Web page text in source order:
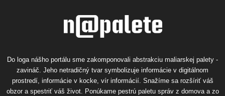
Do loga nášho portálu sme zakomponovali abstrakciu maliarskej palety -
zavináč. Jeho netradičný tvar symbolizuje informácie v digitálnom
prostredí, informácie v kocke, vír informácií. Snažíme sa rozšíriť váš
obzor a spestriť váš život. Ponúkame pestrú paletu správ z domova a zo